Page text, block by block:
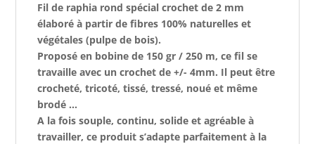
Fil de raphia rond spécial crochet de 2 mm
élaboré à partir de fibres 100% naturelles et
végétales (pulpe de bois).
Proposé en bobine de 150 gr / 250 m, ce fil se
travaille avec un crochet de +/- 4mm. Il peut être
crocheté, tricoté, tissé, tressé, noué et même
brodé …
A la fois souple, continu, solide et agréable à
travailler, ce produit s’adapte parfaitement à la